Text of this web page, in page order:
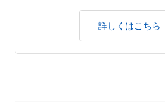
詳しくはこちら